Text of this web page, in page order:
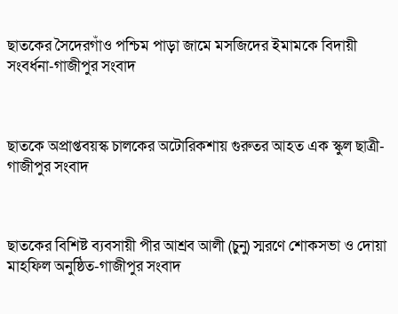
ছাতকের সৈদেরগাঁও পশ্চিম পাড়া জামে মসজিদের ইমামকে বিদায়ী
সংবর্ধনা-গাজীপুর সংবাদ
ছাতকে অপ্রাপ্তবয়স্ক চালকের অটোরিকশায় গুরুতর আহত এক স্কুল ছাত্রী-
গাজীপুর সংবাদ
ছাতকের বিশিষ্ট ব্যবসায়ী পীর আশ্রব আলী (চুনু) স্মরণে শোকসভা ও দোয়া
মাহফিল অনুষ্ঠিত-গাজীপুর সংবাদ